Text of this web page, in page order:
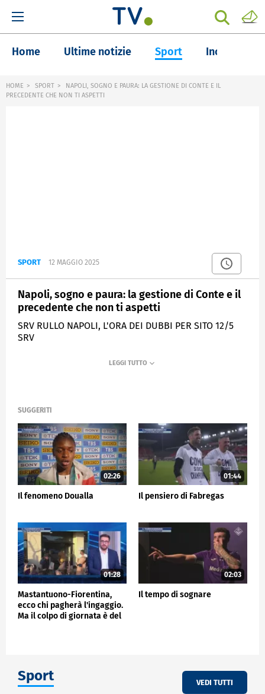
Home Ultime notizie Sport Inchieste
HOME SPORT
NAPOLI, SOGNO E PAURA: LA GESTIONE DI CONTE E IL
PRECEDENTE CHE NON TI ASPETTI
SPORT 12 MAGGIO 2025
Napoli, sogno e paura: la gestione di Conte e il
precedente che non ti aspetti
SRV RULLO NAPOLI, L'ORA DEI DUBBI PER SITO 12/5
SRV
SPORTMEDIASET
SUGGERITI
02:26
Il fenomeno Doualla
01:44
Il pensiero di Fabregas
01:28
Mastantuono-Fiorentina,
ecco chi pagherà l'ingaggio.
Ma il colpo di giornata è del
02:03
Il tempo di sognare
Sport VEDI TUTTI